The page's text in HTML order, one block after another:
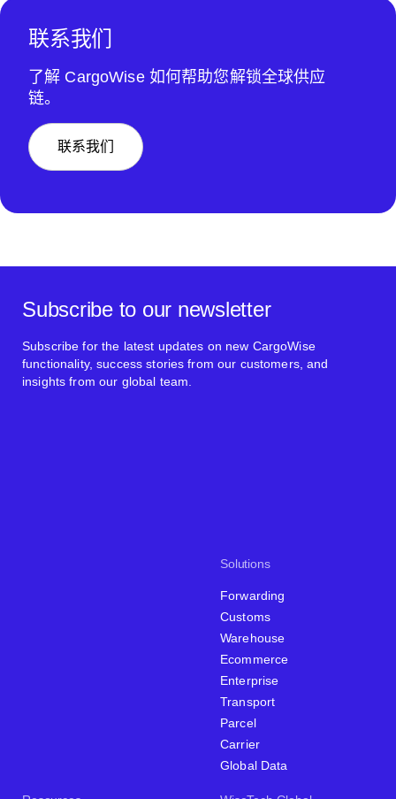
联系我们
了解 CargoWise 如何帮助您解锁全球供应
链。
联系我们
Solutions
Forwarding
Customs
Warehouse
Ecommerce
Enterprise
Transport
Parcel
Carrier
Global Data
Subscribe to our newsletter
Subscribe for the latest updates on new CargoWise
functionality, success stories from our customers, and
insights from our global team.